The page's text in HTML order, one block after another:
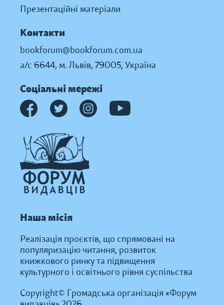
Презентаційні матеріали
Контакти
bookforum@bookforum.com.ua
а/с 6644, м. Львів, 79005, Україна
Соціальні мережі
Наша місія
Реалізація проєктів, що спрямовані на
популяризацію читання, розвиток
книжкового ринку та підвищення
культурного і освітнього рівня суспільства
Copyright© Громадська організація «Форум